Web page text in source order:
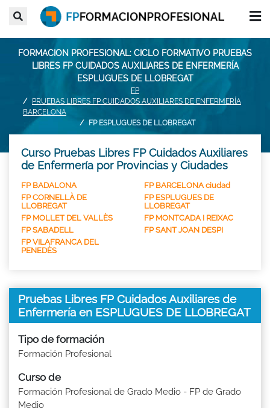
FORMACION PROFESIONAL: CICLO FORMATIVO PRUEBAS
LIBRES FP CUIDADOS AUXILIARES DE ENFERMERÍA
ESPLUGUES DE LLOBREGAT
FP
PRUEBAS LIBRES FP CUIDADOS AUXILIARES DE ENFERMERÍA
BARCELONA
FP ESPLUGUES DE LLOBREGAT
Curso Pruebas Libres FP Cuidados Auxiliares
de Enfermería por Provincias y Ciudades
FP BADALONA
FP BARCELONA ciudad
FP CORNELLÀ DE
LLOBREGAT
FP ESPLUGUES DE
LLOBREGAT
FP MOLLET DEL VALLÈS
FP MONTCADA I REIXAC
FP SABADELL
FP SANT JOAN DESPI
FP VILAFRANCA DEL
PENEDÈS
Pruebas Libres FP Cuidados Auxiliares de
Enfermería en ESPLUGUES DE LLOBREGAT
Tipo de formación
Formación Profesional
Curso de
Formación Profesional de Grado Medio - FP de Grado
Medio